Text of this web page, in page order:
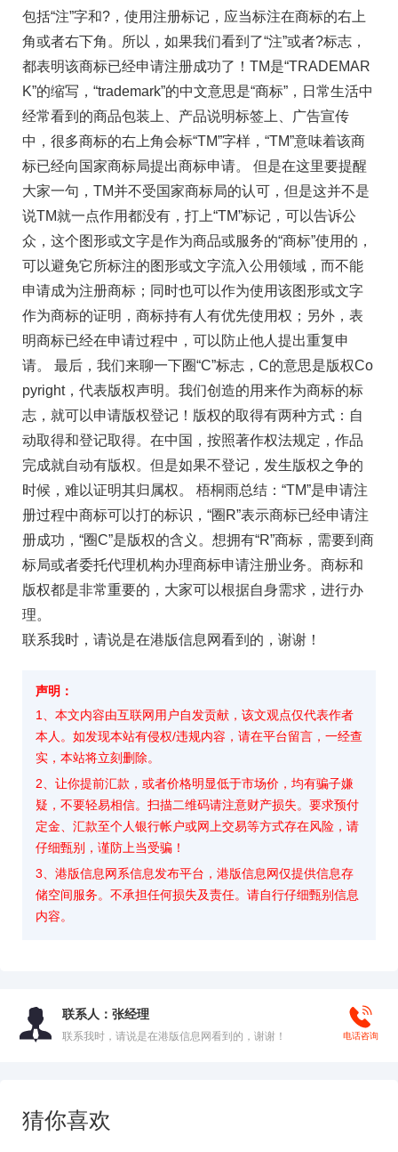
包括“注”字和?，使用注册标记，应当标注在商标的右上
角或者右下角。所以，如果我们看到了“注”或者?标志，
都表明该商标已经申请注册成功了！TM是“TRADEMAR
K”的缩写，“trademark”的中文意思是“商标”，日常生活中
经常看到的商品包装上、产品说明标签上、广告宣传
中，很多商标的右上角会标“TM”字样，“TM”意味着该商
标已经向国家商标局提出商标申请。 但是在这里要提醒
大家一句，TM并不受国家商标局的认可，但是这并不是
说TM就一点作用都没有，打上“TM”标记，可以告诉公
众，这个图形或文字是作为商品或服务的“商标”使用的，
可以避免它所标注的图形或文字流入公用领域，而不能
申请成为注册商标；同时也可以作为使用该图形或文字
作为商标的证明，商标持有人有优先使用权；另外，表
明商标已经在申请过程中，可以防止他人提出重复申
请。 最后，我们来聊一下圈“C”标志，C的意思是版权Co
pyright，代表版权声明。我们创造的用来作为商标的标
志，就可以申请版权登记！版权的取得有两种方式：自
动取得和登记取得。在中国，按照著作权法规定，作品
完成就自动有版权。但是如果不登记，发生版权之争的
时候，难以证明其归属权。 梧桐雨总结：“TM”是申请注
册过程中商标可以打的标识，“圈R”表示商标已经申请注
册成功，“圈C”是版权的含义。想拥有“R”商标，需要到商
标局或者委托代理机构办理商标申请注册业务。商标和
版权都是非常重要的，大家可以根据自身需求，进行办
理。
联系我时，请说是在港版信息网看到的，谢谢！
声明：
1、本文内容由互联网用户自发贡献，该文观点仅代表作者
本人。如发现本站有侵权/违规内容，请在平台留言，一经查
实，本站将立刻删除。
2、让你提前汇款，或者价格明显低于市场价，均有骗子嫌
疑，不要轻易相信。扫描二维码请注意财产损失。要求预付
定金、汇款至个人银行帐户或网上交易等方式存在风险，请
仔细甄别，谨防上当受骗！
3、港版信息网系信息发布平台，港版信息网仅提供信息存
储空间服务。不承担任何损失及责任。请自行仔细甄别信息
内容。
联系人：张经理
联系我时，请说是在港版信息网看到的，谢谢！ 电话咨询
猜你喜欢